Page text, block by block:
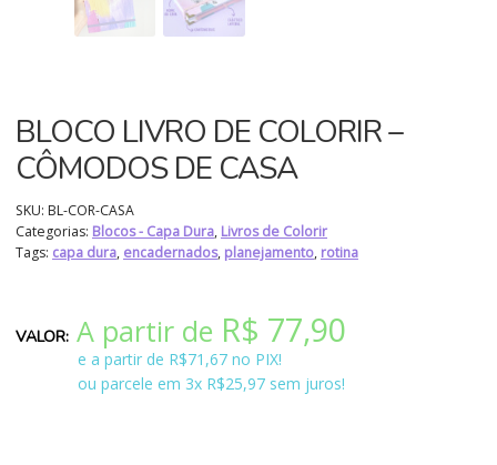
BLOCO LIVRO DE COLORIR –
CÔMODOS DE CASA
SKU: BL-COR-CASA
Categorias: Blocos - Capa Dura, Livros de Colorir
Tags: capa dura, encadernados, planejamento, rotina
A partir de R$ 77,90
e a partir de R$71,67 no PIX!
ou parcele em 3x R$25,97 sem juros!